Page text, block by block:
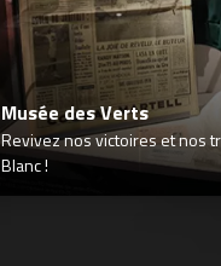
Musée des Verts
Revivez nos victoires et nos
Blanc !